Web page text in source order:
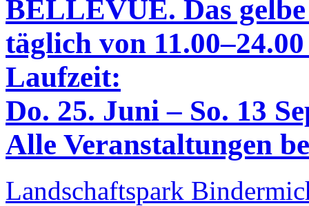
BELLEVUE. Das
täglich von
Laufzeit:
Do. 25. Juni – So. 13
Alle Veranstaltungen
Landschaftspark